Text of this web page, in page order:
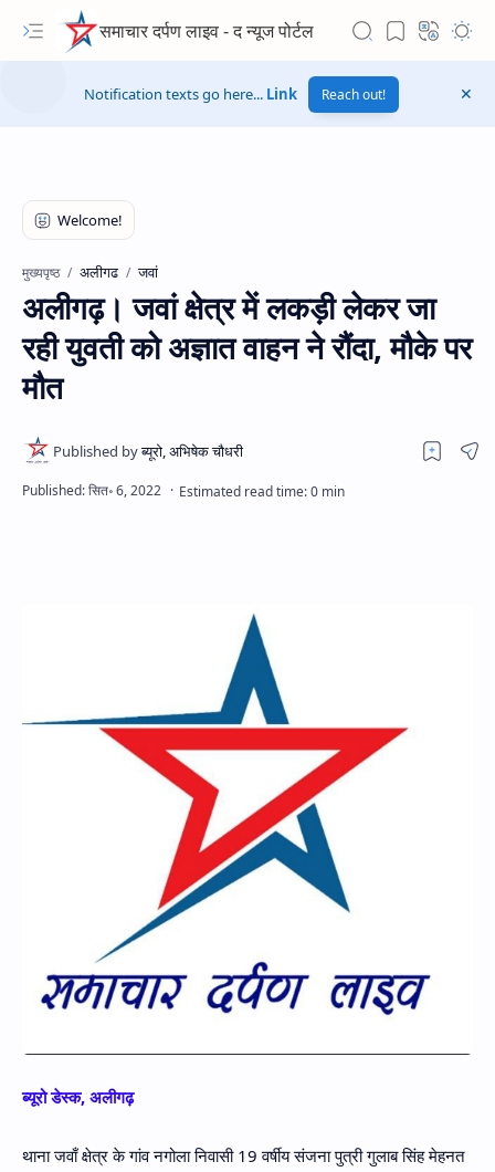
समाचार दर्पण लाइव - द न्यूज पोर्टल
Hidden Menu
Notification texts go here... Link Reach out!
मुख्यपृष्ठ अलीगढ जवां
अलीगढ़। जवां क्षेत्र में लकड़ी लेकर जा
रही युवती को अज्ञात वाहन ने रौंदा, मौके पर
मौत
ब्यूरो डेस्क, अलीगढ़
थाना जवाँ क्षेत्र के गांव नगोला निवासी 19 वर्षीय संजना पुत्री गुलाब सिंह मेहनत